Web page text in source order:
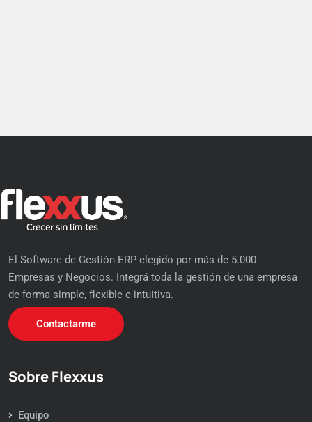
El Software de Gestión ERP elegido por más de 5.000
Empresas y Negocios. Integrá toda la gestión de una empresa
de forma simple, flexible e intuitiva.
Contactarme
Sobre Flexxus
Equipo